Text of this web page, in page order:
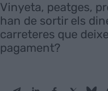
Vinyeta, peatges,
han de sortir els
carreteres que
pagament?